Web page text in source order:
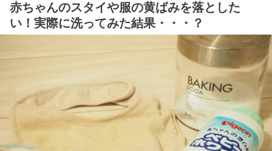
赤ちゃんのスタイや服の黄ばみを落とした
い！実際に洗ってみた結果・・・？